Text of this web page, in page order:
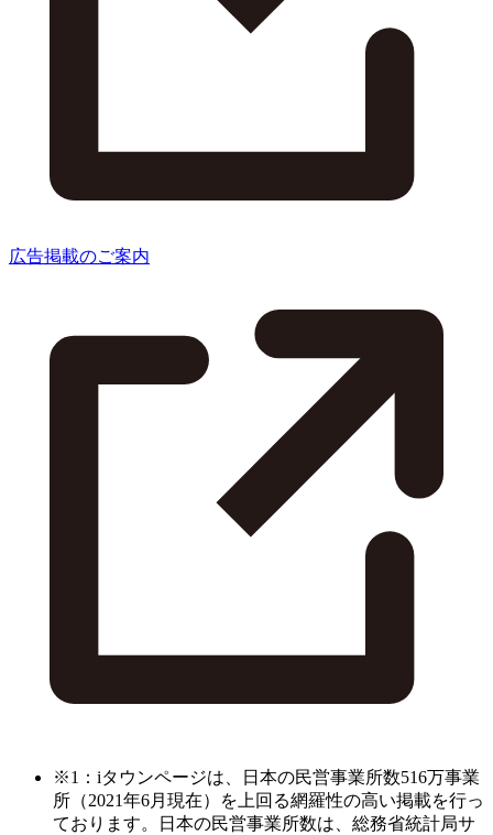
広告掲載のご案内
※1：iタウンページは、日本の民営事業所数516万事業
所（2021年6月現在）を上回る網羅性の高い掲載を行っ
ております。日本の民営事業所数は、総務省統計局サ